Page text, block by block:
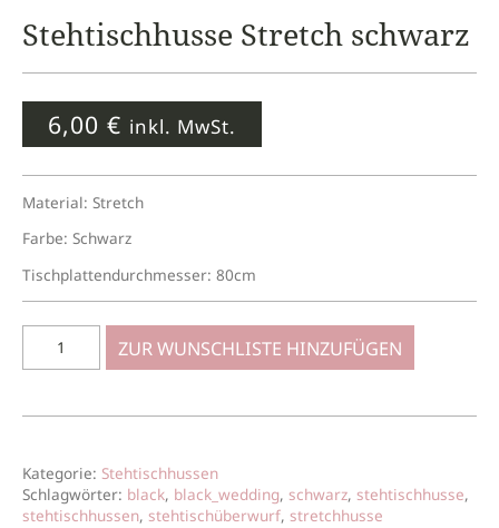
Stehtischhusse Stretch schwarz
6,00 € inkl. MwSt.
Material: Stretch
Farbe: Schwarz
Tischplattendurchmesser: 80cm
ZUR WUNSCHLISTE HINZUFÜGEN
Kategorie: Stehtischhussen
Schlagwörter: black, black_wedding, schwarz, stehtischhusse,
stehtischhussen, stehtischüberwurf, stretchhusse